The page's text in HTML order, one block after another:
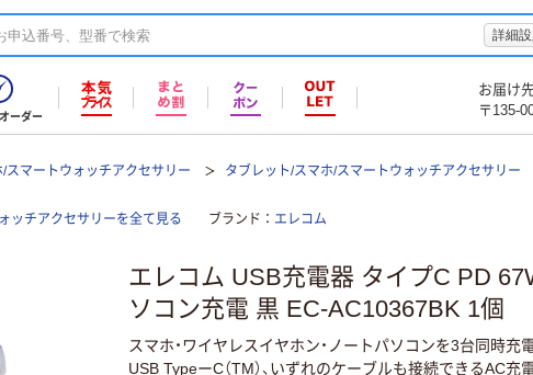
詳細設
ーダー
お届け
〒135-
スマートウォッチアクセサリー タブレット/スマホ/スマートウォッチアクセサリー
ッチアクセサリーを全て見る ブランド エレコム
エレコム USB充電器 タイプC PD
ソコン充電 黒 EC-AC10367BK 1個
スマホ・ワイヤレスイヤホン・ノートパソコンを3台同時
USB TypeーC（TM）、いずれのケーブルも接続できるAC充